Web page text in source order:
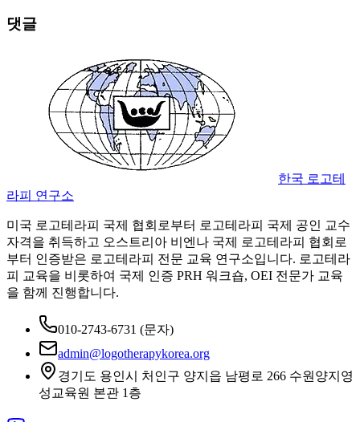
댓글
한국 로고테
라피 연구소
미국 로고테라피 국제 협회로부터 로고테라피 국제 공인 교수
자격을 취득하고 오스트리아 비엔나 국제 로고테라피 협회로
부터 인증받은 로고테라피 전문 교육 연구소입니다. 로고테라
피 교육을 비롯하여 국제 인증 PRH 워크숍, OEI 전문가 교육
을 함께 진행합니다.
010-2743-6731 (문자)
admin@logotherapykorea.org
경기도 용인시 처인구 양지읍 남평로 266 수원양지영
성교육원 본관 1층